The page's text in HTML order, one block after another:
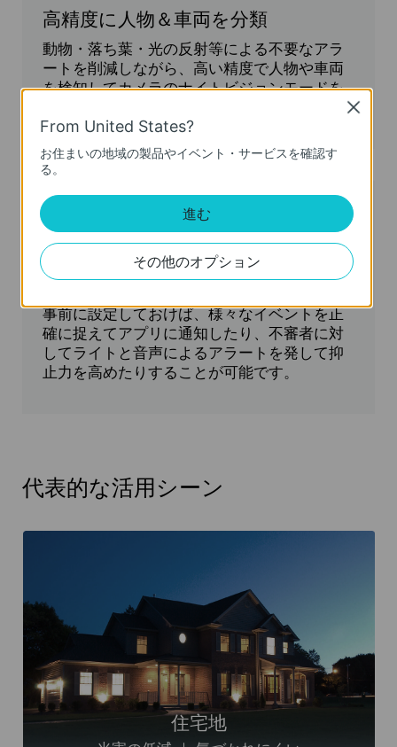
高精度に人物＆車両を分類
動物・落ち葉・光の反射等による不要なアラ
ートを削減しながら、高い精度で人物や車両
を検知してカメラのナイトビジョンモードを
スマートAI検知
事前に設定しておけば、様々なイベントを正
確に捉えてアプリに通知したり、不審者に対
してライトと音声によるアラートを発して抑
止力を高めたりすることが可能です。
代表的な活用シーン
住宅地
From United States?
お住まいの地域の製品やイベント・サービスを確認す
る。
進む
その他のオプション
Close